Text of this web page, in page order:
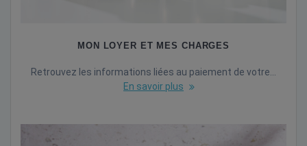
MON LOYER ET MES CHARGES
Retrouvez les informations liées au paiement de votre…
En savoir plus